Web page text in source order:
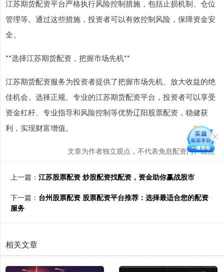
江苏期货配资平台严格执行风险控制措施，包括止损机制、仓位
管理等。通过这些措施，投资者可以有效控制风险，保障资金安
全。
**选择江苏期货配资，把握市场先机**
江苏期货配资服务为投资者提供了把握市场先机、放大收益的绝
佳机会。选择正规、专业的江苏期货配资平台，投资者可以享受
资金杠杆、专业指导和风险控制等优势辽阳股票配资，稳健获
利，实现财富增值。
文章为作者独立观点，不代表免息配资门户观点
上一篇： 江苏股票配资 炒股配资找配资，资金助你赢战股市
下一篇： 台州股票配资 股票配资平台推荐：选择最适合您的配资
服务
相关文章